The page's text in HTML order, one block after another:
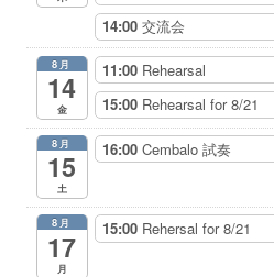
14:00 交流会
8月
14
金
11:00 Rehearsal
15:00 Rehearsal for 8/21
8月
15
土
16:00 Cembalo 試奏
8月
17
月
15:00 Rehersal for 8/21